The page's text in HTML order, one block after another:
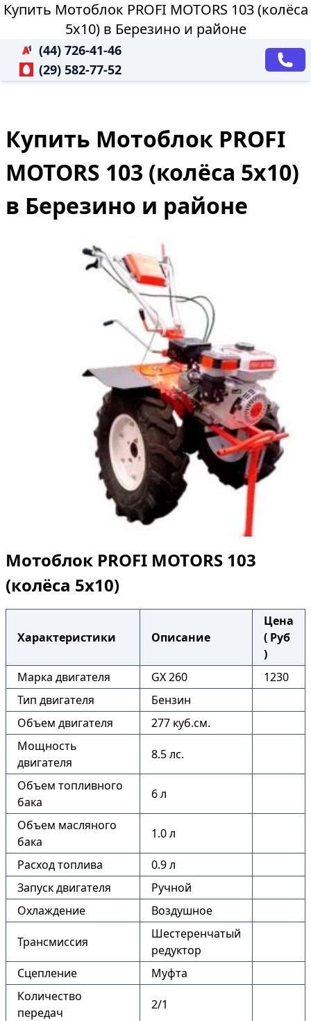
Купить Мотоблок PROFI MOTORS 103 (колёса
5х10) в Березино и районе
(44) 726-41-46
(29) 582-77-52
Купить Мотоблок PROFI
MOTORS 103 (колёса 5х10)
в Березино и районе
Мотоблок PROFI MOTORS 103
(колёса 5х10)
Характеристики Описание
Цена
( Руб
)
Марка двигателя
GX 260
1230
Тип двигателя
Бензин
Объем двигателя
277 куб.см.
Мощность
двигателя
8.5 лс.
Объем топливного
бака
6 л
Объем масляного
бака
1.0 л
Расход топлива
0.9 л
Запуск двигателя
Ручной
Охлаждение
Воздушное
Трансмиссия
Шестеренчатый
редуктор
Сцепление
Муфта
Количество
передач
2/1